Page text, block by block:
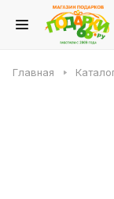
Главная